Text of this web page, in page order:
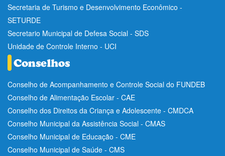
Secretaria de Turismo e Desenvolvimento Econômico -
SETURDE
Secretario Municipal de Defesa Social - SDS
Unidade de Controle Interno - UCI
Conselho de Acompanhamento e Controle Social do FUNDEB
Conselho de Alimentação Escolar - CAE
Conselho dos Direitos da Criança e Adolescente - CMDCA
Conselho Municipal da Assistência Social - CMAS
Conselho Municipal de Educação - CME
Conselho Municipal de Saúde - CMS